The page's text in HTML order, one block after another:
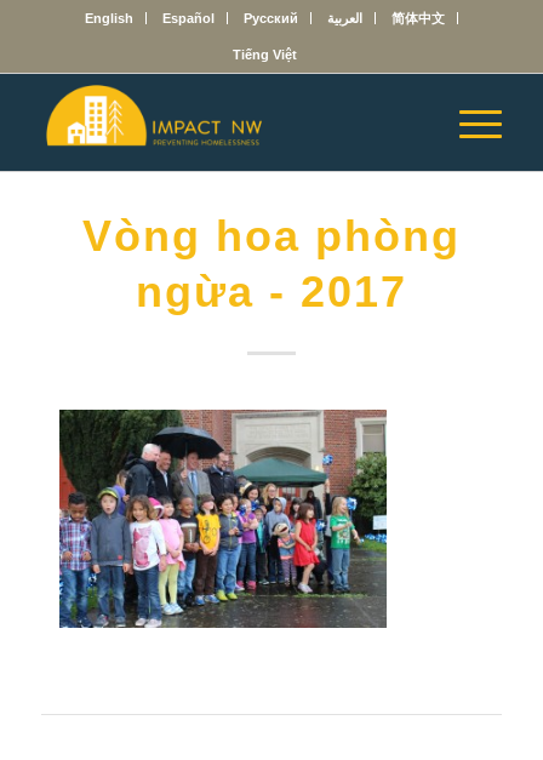
English Español Русский العربية 简体中文
Tiếng Việt
Vòng hoa phòng
ngừa - 2017